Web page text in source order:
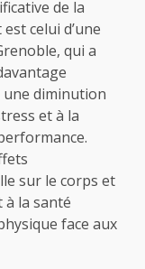
de la
celui d’une
qui a
une diminution
et à la
sur le corps et
la santé
face aux